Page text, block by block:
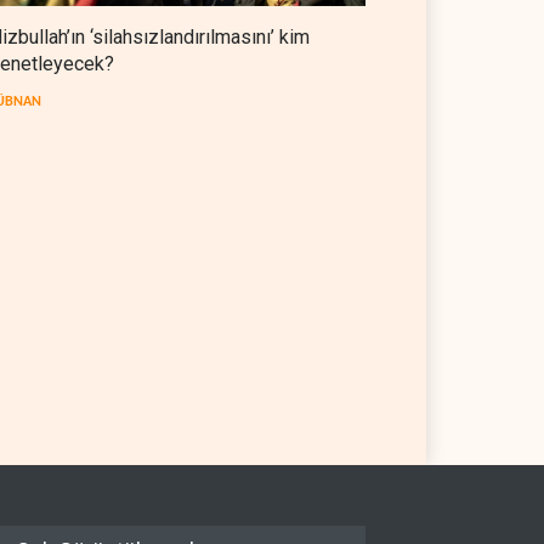
‘silahsızlandırılmasını’ kim